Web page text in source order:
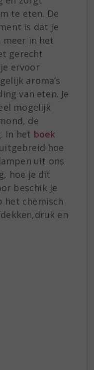
te eten. De
is dat je
meer in het
gerecht
ervoor
aroma’s
van eten. Je
mogelijk
de
In het boek
hoe
uit ons
hoe je dit
beschik je
het chemisch
en